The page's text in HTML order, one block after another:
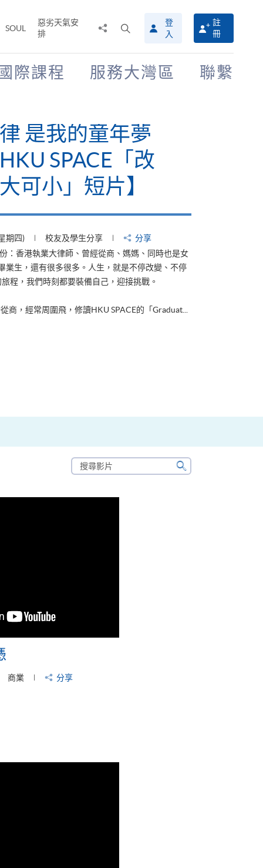
SOUL
惡劣天氣安
排
搜
尋
介
登
入
註
冊
際課程 服務大灣區 聯繫
是我的童年夢
SPACE「改
可小」短片】
期四) 校友及學生分享
分享
：香港執業大律師、曾經從商、媽媽、同時也是女
業生，還有很多很多。人生，就是不停改變、不停
程，我們時刻都要裝備自己，迎接挑戰。
商，經常周圍飛，修讀HKU SPACE的「Graduat...
搜
尋
片
搜
商業 分享